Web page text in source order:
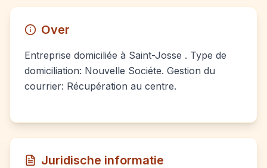
Over
Entreprise domiciliée à Saint-Josse . Type de
domiciliation: Nouvelle Sociéte. Gestion du
courrier: Récupération au centre.
Juridische informatie